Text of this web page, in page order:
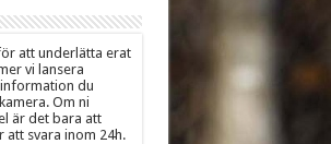
att underlätta erat
vi lansera
du
Om ni
är det bara att
att svara inom 24h.